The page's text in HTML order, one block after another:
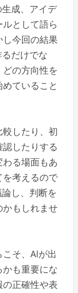
成、アイデ
として語ら
今回の結果
だけでな
の方向性を
ていること
したり、初
したりする
る場面もあ
を考えるので
し、判断を
もしれませ
そ、AIが出
も重要にな
正確性や表